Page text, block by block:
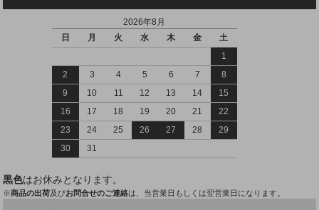
2026年8月
日
月 火 水 木 金
土
1
2
3 4 5 6 7
8
9
10 11 12 13 14
15
16
17 18 19 20 21
22
23
24 25 26 27 28
29
30
31
黒色はお休みとなります。
※商品の出荷及びお問合せのご連絡は、当営業日もしくは翌営業日になります。